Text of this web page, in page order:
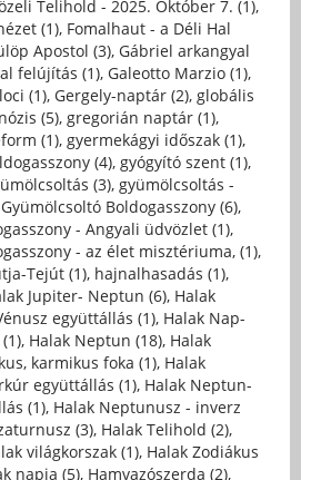
Telihold - 2025. Október 7. (1),
(1), Fomalhaut - a Déli Hal
Apostol (3), Gábriel arkangyal
felújítás (1), Galeotto Marzio (1),
(1), Gergely-naptár (2), globális
(5), gregorián naptár (1),
(1), gyermekágyi időszak (1),
(4), gyógyító szent (1),
(3), gyümölcsoltás -
Gyümölcsoltó Boldogasszony (6),
- Angyali üdvözlet (1),
- az élet misztériuma, (1),
Tejút (1), hajnalhasadás (1),
Jupiter- Neptun (6), Halak
együttállás (1), Halak Nap-
, Halak Neptun (18), Halak
karmikus foka (1), Halak
együttállás (1), Halak Neptun-
(1), Halak Neptunusz - inverz
(3), Halak Telihold (2),
világkorszak (1), Halak Zodiákus
napja (5), Hamvazószerda (2),